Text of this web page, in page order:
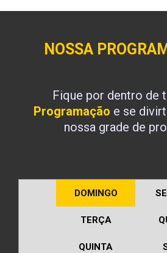
NOSSA
Fique por dentro de
Programação e se
nossa grade de
DOMINGO
TERÇA
QUINTA